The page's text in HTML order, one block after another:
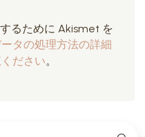
るために Akismet を
タの処理方法の詳細
ださい。